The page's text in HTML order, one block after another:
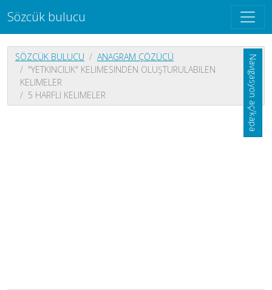
Sözcük bulucu
Navigasyon aç/kapa
SÖZCÜK BULUCU
ANAGRAM ÇÖZÜCÜ
"YETKINCILIK" KELIMESINDEN OLUŞTURULABILEN
KELIMELER
5 HARFLI KELIMELER